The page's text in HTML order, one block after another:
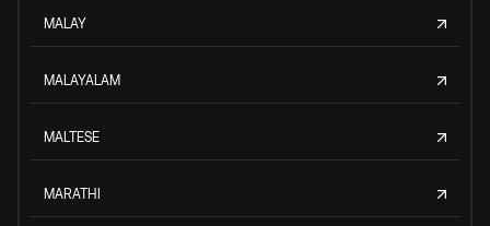
MALAY
MALAYALAM
MALTESE
MARATHI